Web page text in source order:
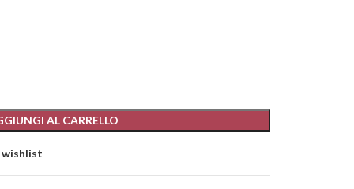
AL CARRELLO
wishlist